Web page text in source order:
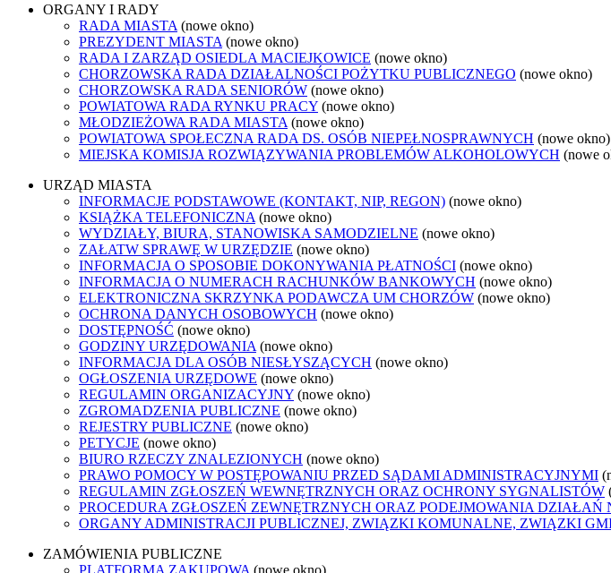
ORGANY I RADY
RADA MIASTA (nowe okno)
PREZYDENT MIASTA (nowe okno)
RADA I ZARZĄD OSIEDLA MACIEJKOWICE (nowe okno)
CHORZOWSKA RADA DZIAŁALNOŚCI POŻYTKU PUBLICZNEGO (nowe okno)
CHORZOWSKA RADA SENIORÓW (nowe okno)
POWIATOWA RADA RYNKU PRACY (nowe okno)
MŁODZIEŻOWA RADA MIASTA (nowe okno)
POWIATOWA SPOŁECZNA RADA DS. OSÓB NIEPEŁNOSPRAWNYCH (nowe okno)
MIEJSKA KOMISJA ROZWIĄZYWANIA PROBLEMÓW ALKOHOLOWYCH (nowe
URZĄD MIASTA
INFORMACJE PODSTAWOWE (KONTAKT, NIP, REGON) (nowe okno)
KSIĄŻKA TELEFONICZNA (nowe okno)
WYDZIAŁY, BIURA, STANOWISKA SAMODZIELNE (nowe okno)
ZAŁATW SPRAWĘ W URZĘDZIE (nowe okno)
INFORMACJA O SPOSOBIE DOKONYWANIA PŁATNOŚCI (nowe okno)
INFORMACJA O NUMERACH RACHUNKÓW BANKOWYCH (nowe okno)
ELEKTRONICZNA SKRZYNKA PODAWCZA UM CHORZÓW (nowe okno)
OCHRONA DANYCH OSOBOWYCH (nowe okno)
DOSTĘPNOŚĆ (nowe okno)
GODZINY URZĘDOWANIA (nowe okno)
INFORMACJA DLA OSÓB NIESŁYSZĄCYCH (nowe okno)
OGŁOSZENIA URZĘDOWE (nowe okno)
REGULAMIN ORGANIZACYJNY (nowe okno)
ZGROMADZENIA PUBLICZNE (nowe okno)
REJESTRY PUBLICZNE (nowe okno)
PETYCJE (nowe okno)
BIURO RZECZY ZNALEZIONYCH (nowe okno)
PRAWO POMOCY W POSTĘPOWANIU PRZED SĄDAMI ADMINISTRACYJNYMI
REGULAMIN ZGŁOSZEŃ WEWNĘTRZNYCH ORAZ OCHRONY SYGNALISTÓW
PROCEDURA ZGŁOSZEŃ ZEWNĘTRZNYCH ORAZ PODEJMOWANIA DZIAŁAŃ
ORGANY ADMINISTRACJI PUBLICZNEJ, ZWIĄZKI KOMUNALNE, ZWIĄZKI
ZAMÓWIENIA PUBLICZNE
PLATFORMA ZAKUPOWA (nowe okno)